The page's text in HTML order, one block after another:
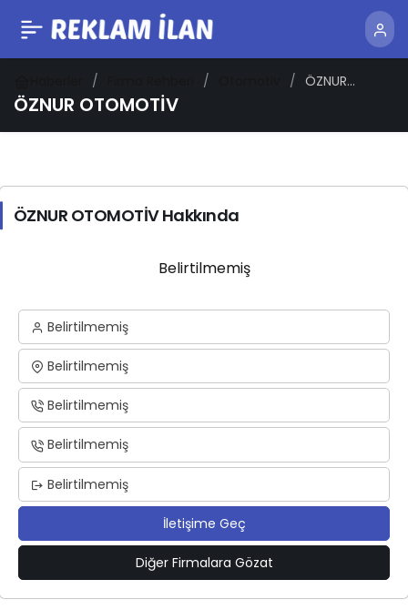
ÖZNUR
ÖZNUR OTOMOTİV
ÖZNUR OTOMOTİV Hakkında
Belirtilmemiş
Belirtilmemiş
Belirtilmemiş
Belirtilmemiş
Belirtilmemiş
Belirtilmemiş
İletişime Geç
Diğer Firmalara Gözat